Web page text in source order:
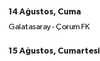
14 Ağustos, Cuma
Galatasaray - Çorum FK
15 Ağustos, Cumartesi